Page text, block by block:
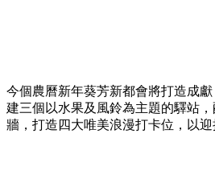
今個農曆新年葵芳新都會將打造成
建三個以水果及風鈴為主題的驛站
牆，打造四大唯美浪漫打卡位，以迎